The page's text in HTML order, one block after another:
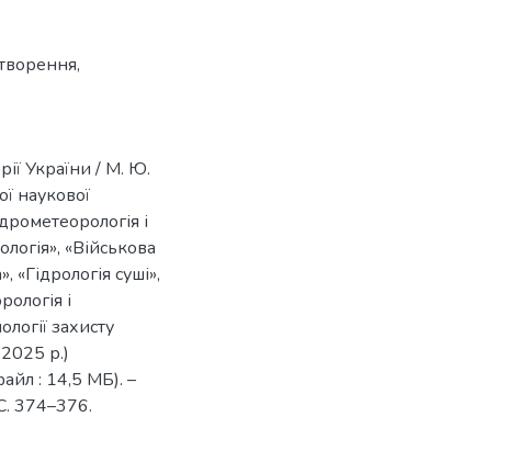
,
України / М. Ю.
наукової
і
«Військова
«Гідрологія суші»,
і
захисту
р.)
: 14,5 МБ). –
374–376.